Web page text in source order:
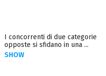
I concorrenti di due categorie
opposte si sfidano in una ...
SHOW